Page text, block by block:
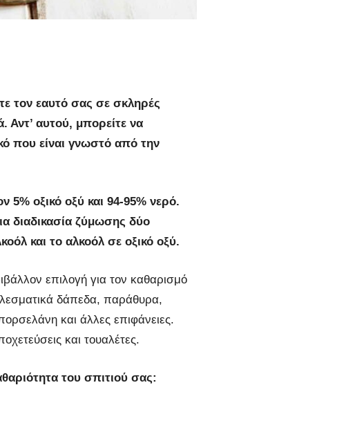
τον εαυτό σας σε σκληρές
Αντ’ αυτού, μπορείτε να
που είναι γνωστό από την
5% οξικό οξύ και 94-95% νερό.
διαδικασία ζύμωσης δύο
και το αλκοόλ σε οξικό οξύ.
επιλογή για τον καθαρισμό
δάπεδα, παράθυρα,
και άλλες επιφάνειες.
και τουαλέτες.
του σπιτιού σας: